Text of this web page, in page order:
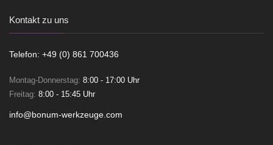
Kontakt zu uns
Telefon: +49 (0) 861 700436
Montag-Donnerstag: 8:00 - 17:00 Uhr
Freitag: 8:00 - 15:45 Uhr
info@bonum-werkzeuge.com